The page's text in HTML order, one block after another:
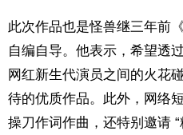
此次作品也是怪兽继三年前
自编自导。他表示，希望透
网红新生代演员之间的火花
待的优质作品。此外，网络
操刀作词作曲，还特别邀请